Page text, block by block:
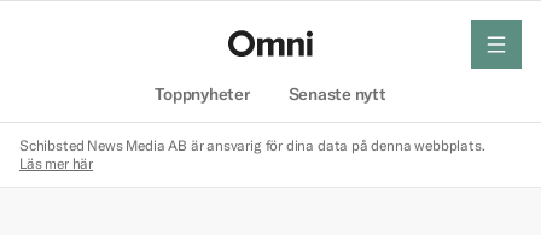
Toppnyheter Senaste nytt
meny
Schibsted News Media AB är ansvarig för dina data på denna webbplats.
Läs mer här